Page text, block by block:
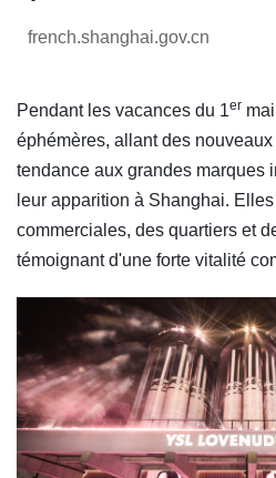
french.shanghai.gov.cn
Pendant les vacances du 1er
éphémères, allant des
tendance aux grandes marques
leur apparition à Shanghai.
commerciales, des quartiers et
témoignant d'une forte vitalité